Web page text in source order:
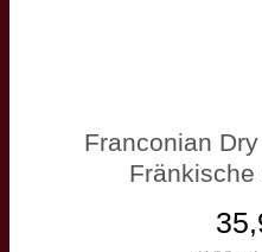
Franconian
Fränkische